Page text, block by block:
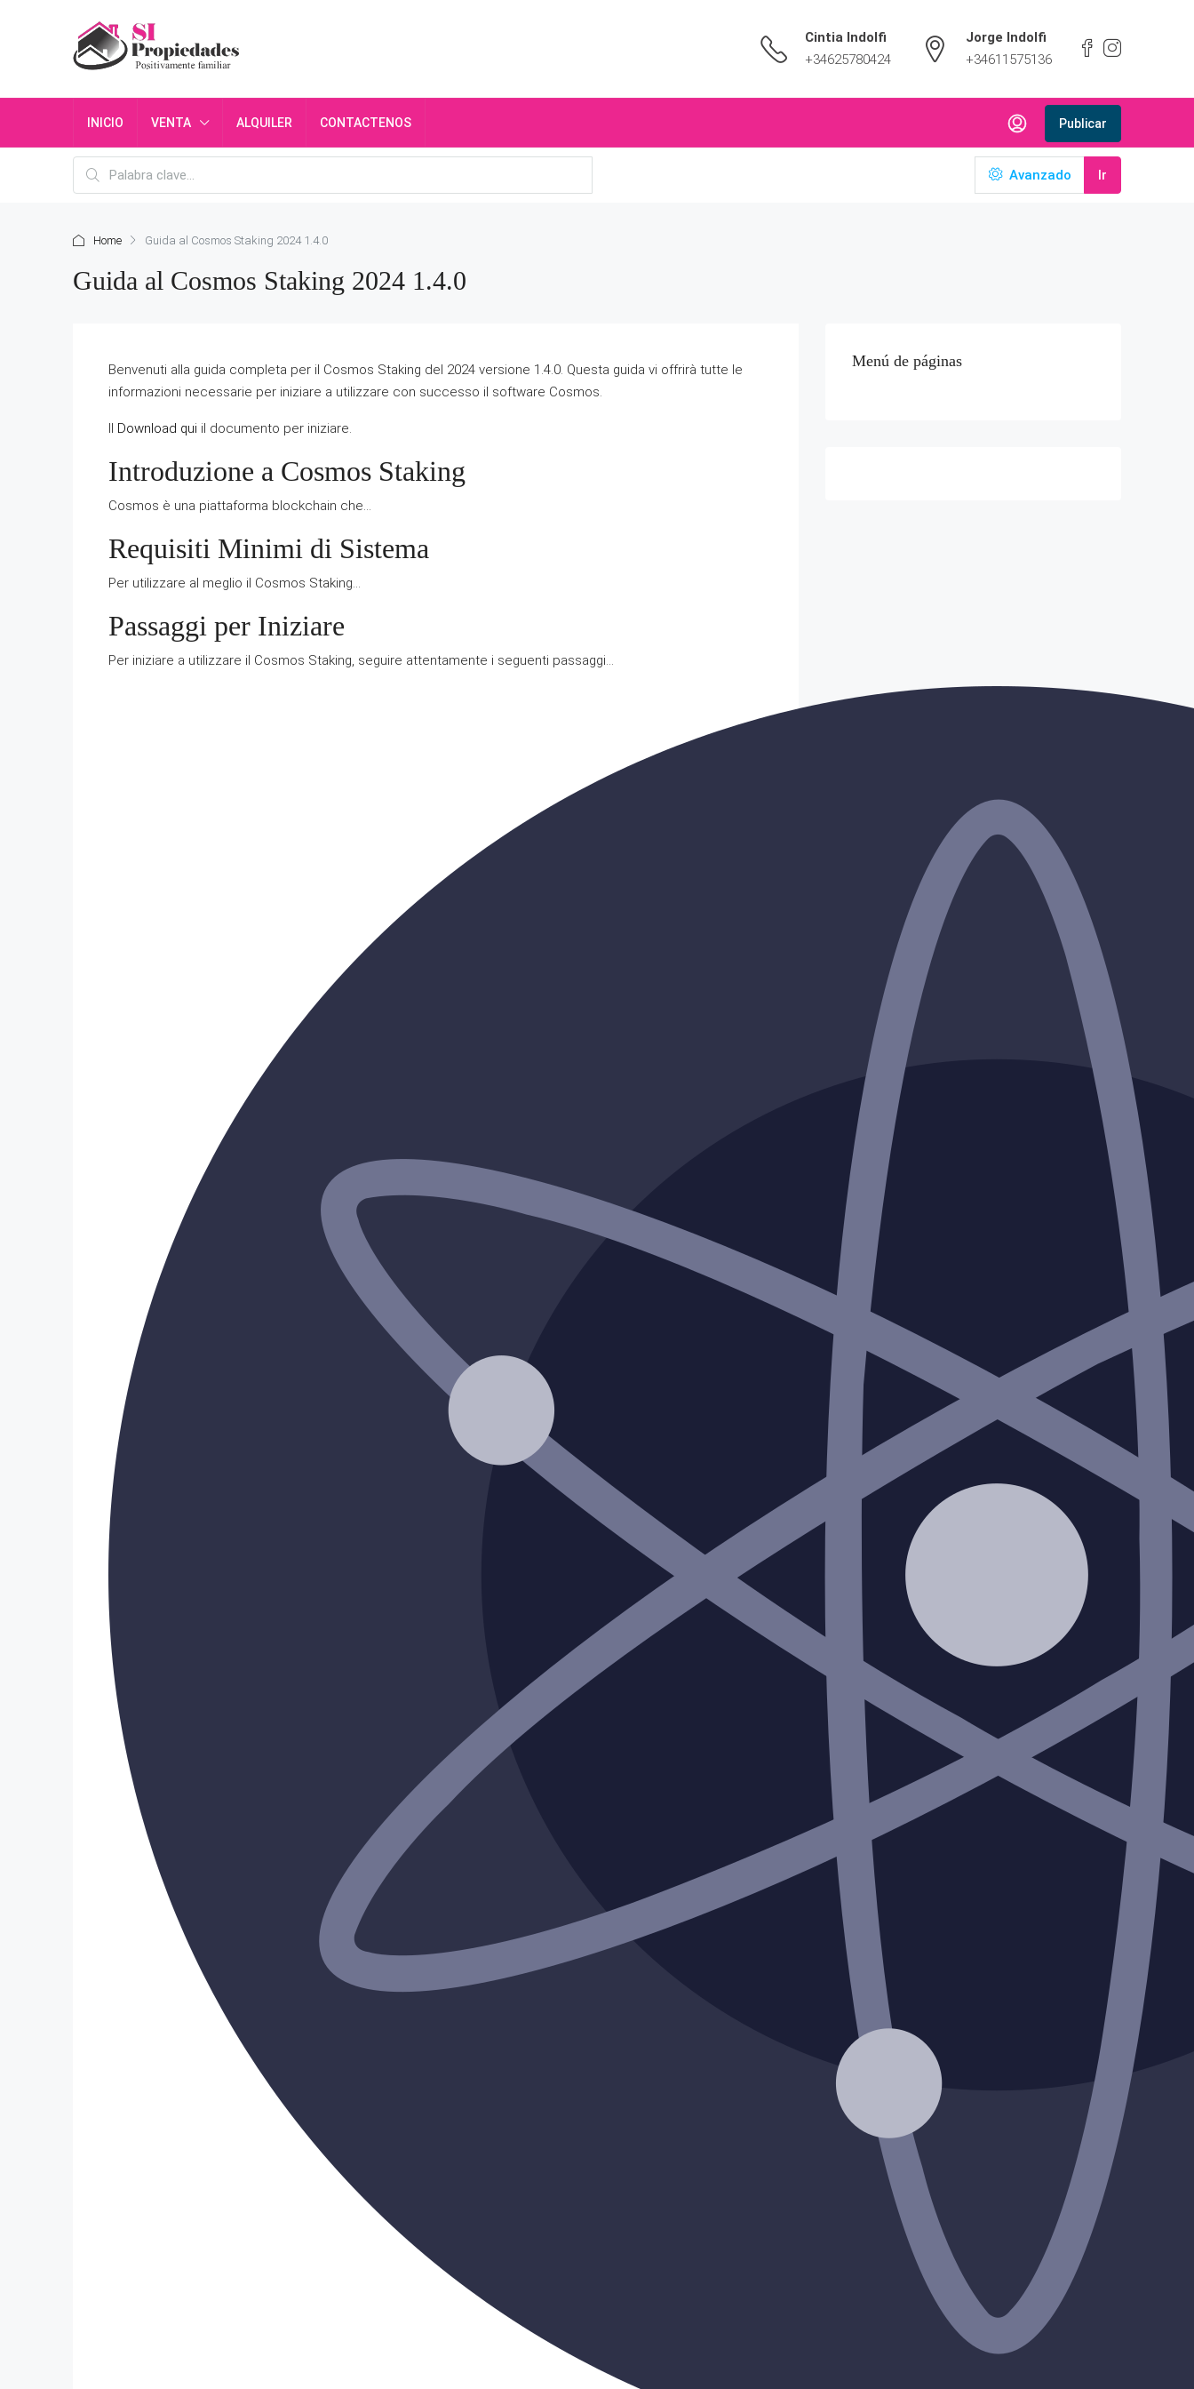
Cintia Indolfi
+34625780424
Jorge Indolfi
+34611575136
INICIO VENTA ALQUILER CONTACTENOS Publicar
Avanzado Ir
Home Guida al Cosmos Staking 2024 1.4.0
Guida al Cosmos Staking 2024 1.4.0
Benvenuti alla guida completa per il Cosmos Staking del 2024 versione 1.4.0. Questa guida vi offrirà tutte le
informazioni necessarie per iniziare a utilizzare con successo il software Cosmos.
Il Download qui il documento per iniziare.
Introduzione a Cosmos Staking
Cosmos è una piattaforma blockchain che…
Requisiti Minimi di Sistema
Per utilizzare al meglio il Cosmos Staking…
Passaggi per Iniziare
Per iniziare a utilizzare il Cosmos Staking, seguire attentamente i seguenti passaggi…
Menú de páginas